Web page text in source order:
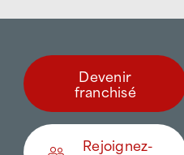
Devenir
franchisé
Rejoignez-